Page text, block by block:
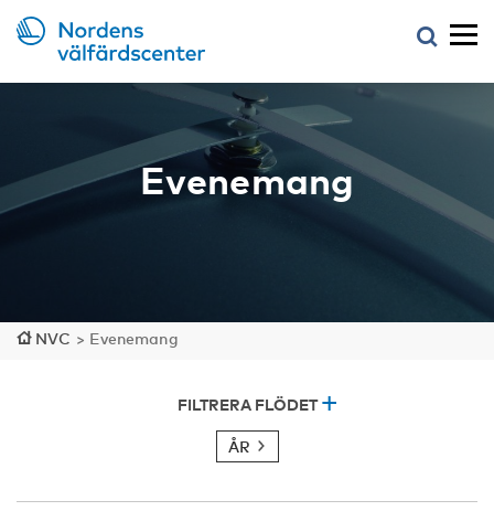
Evenemang
NVC > Evenemang
FILTRERA FLÖDET
ÅR